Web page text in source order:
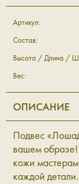
Артикул:
Состав:
Высота / Длина /
Вес:
ОПИСАНИЕ
Подвес
вашем образе!
кожи
каждой детали.